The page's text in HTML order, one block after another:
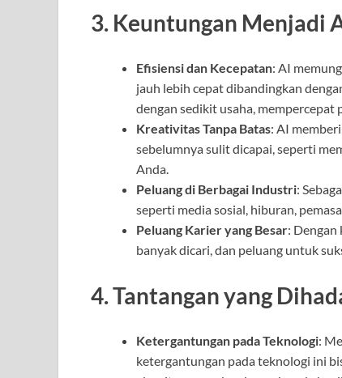
3. Keuntungan Menjadi
Efisiensi dan Kecepatan: AI
jauh lebih cepat dibandingkan
dengan sedikit usaha, mempercepat
Kreativitas Tanpa Batas: AI
sebelumnya sulit dicapai, seperti
Anda.
Peluang di Berbagai Industri:
seperti media sosial, hiburan,
Peluang Karier yang Besar:
banyak dicari, dan peluang untuk
4.Tantangan yang
Ketergantungan pada Teknologi:
ketergantungan pada teknologi ini